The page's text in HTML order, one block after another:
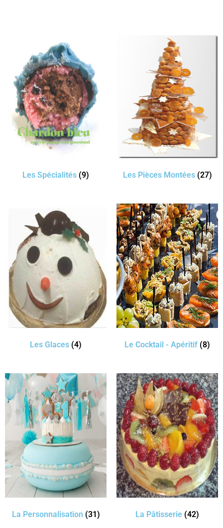
Les Spécialités (9) Les Pièces Montées (27)
Les Glaces (4) Le Cocktail - Apéritif (8)
La Personnalisation (31) La Pâtisserie (42)